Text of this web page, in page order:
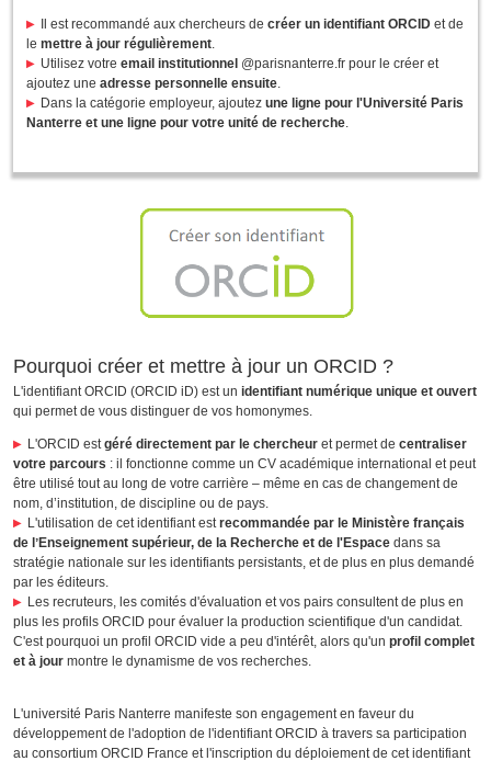
Il est recommandé aux chercheurs de créer un identifiant ORCIDet de
le mettre à jour régulièrement.
Utilisez votre email institutionnel@parisnanterre.fr pour le créer et
ajoutez une adresse personnelle ensuite.
Dans la catégorie employeur, ajoutez une ligne pour l'Université Paris
Nanterre et une ligne pour votre unité de recherche.
Pourquoi créer et mettre à jour un ORCID ?
L'identifiant ORCID (ORCID iD) est un identifiant numérique unique et ouvert
qui permet de vous distinguer de vos homonymes.
L'ORCID estgéré directement par le chercheur et permet de centraliser
votre parcours : il fonctionne comme un CV académique international et peut
être utilisé tout au long de votre carrière – même en cas de changement de
nom, d’institution, de discipline ou de pays.
L'utilisation de cet identifiant estrecommandée par le Ministère français
de lʼEnseignement supérieur, de la Recherche et de l'Espace dans sa
stratégie nationale sur les identifiants persistants, et de plus en plus demandé
par les éditeurs.
Les recruteurs, les comités d'évaluation et vos pairs consultent de plus en
plus les profils ORCID pour évaluer la production scientifique d'un candidat.
C'est pourquoi un profil ORCID vide a peu d'intérêt, alors qu'un profil complet
et à jour montre le dynamisme de vos recherches.
L'université Paris Nanterre manifeste son engagement en faveur du
développement de l'adoption de l'identifiant ORCID à travers sa participation
au consortium ORCID France et l'inscription du déploiement de cet identifiant